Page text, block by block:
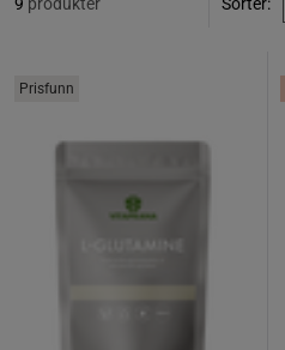
Prisfunn